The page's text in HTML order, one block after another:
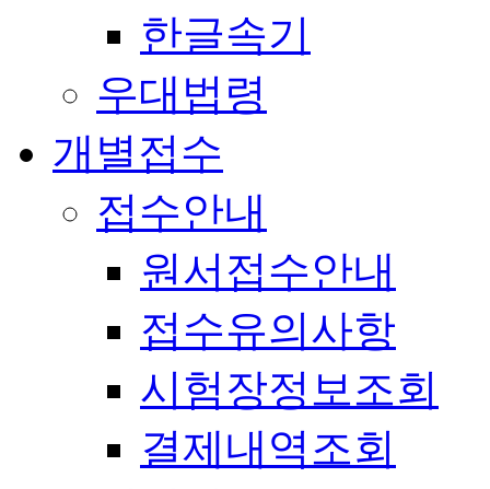
한글속기
우대법령
개별접수
접수안내
원서접수안내
접수유의사항
시험장정보조회
결제내역조회